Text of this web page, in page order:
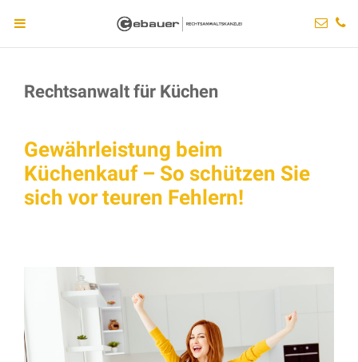
Rechtsanwalt für Küchen
Gewährleistung beim
Küchenkauf – So schützen Sie
sich vor teuren Fehlern!